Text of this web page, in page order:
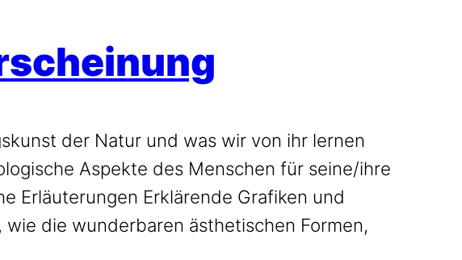
der Natur und was wir von ihr lernen
Aspekte des Menschen für seine/ihre
Erläuterungen Erklärende Grafiken und
die wunderbaren ästhetischen Formen,